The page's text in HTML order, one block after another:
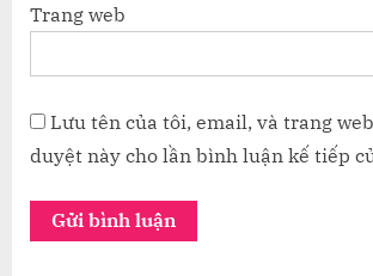
Trang web
Lưu tên của tôi, email, và trang
duyệt này cho lần bình luận kế tiếp